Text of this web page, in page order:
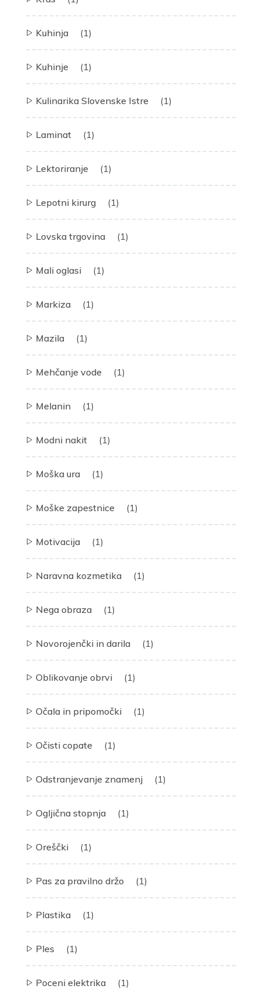
Kuhinja (1)
Kuhinje (1)
Kulinarika Slovenske Istre (1)
Laminat (1)
Lektoriranje (1)
Lepotni kirurg (1)
Lovska trgovina (1)
Mali oglasi (1)
Markiza (1)
Mazila (1)
Mehčanje vode (1)
Melanin (1)
Modni nakit (1)
Moška ura (1)
Moške zapestnice (1)
Motivacija (1)
Naravna kozmetika (1)
Nega obraza (1)
Novorojenčki in darila (1)
Oblikovanje obrvi (1)
Očala in pripomočki (1)
Očisti copate (1)
Odstranjevanje znamenj (1)
Ogljična stopnja (1)
Oreščki (1)
Pas za pravilno držo (1)
Plastika (1)
Ples (1)
Poceni elektrika (1)